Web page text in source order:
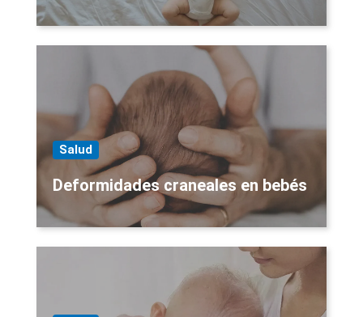
Salud
Deformidades craneales en bebés